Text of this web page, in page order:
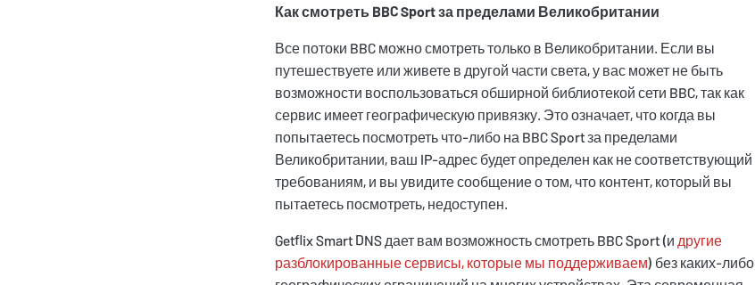
Как смотреть BBC Sport за пределами Великобритании
Все потоки BBC можно смотреть только в Великобритании. Если вы
путешествуете или живете в другой части света, у вас может не быть
возможности воспользоваться обширной библиотекой сети BBC, так как
сервис имеет географическую привязку. Это означает, что когда вы
попытаетесь посмотреть что-либо на BBC Sport за пределами
Великобритании, ваш IP-адрес будет определен как не соответствующий
требованиям, и вы увидите сообщение о том, что контент, который вы
пытаетесь посмотреть, недоступен.
Getflix Smart DNS дает вам возможность смотреть BBC Sport (и другие
разблокированные сервисы, которые мы поддерживаем) без каких-либо